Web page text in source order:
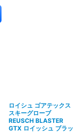
ロイシュ ゴアテックス
スキーグローブ
REUSCH BLASTER
GTX ロイッシュ ブラッ